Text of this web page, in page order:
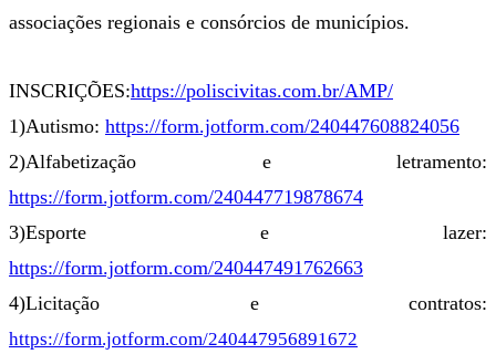
associações regionais e consórcios de municípios.
INSCRIÇÕES:https://poliscivitas.com.br/AMP/
1)Autismo: https://form.jotform.com/240447608824056
2)Alfabetização e letramento:
https://form.jotform.com/240447719878674
3)Esporte e lazer:
https://form.jotform.com/240447491762663
4)Licitação e contratos:
https://form.jotform.com/240447956891672